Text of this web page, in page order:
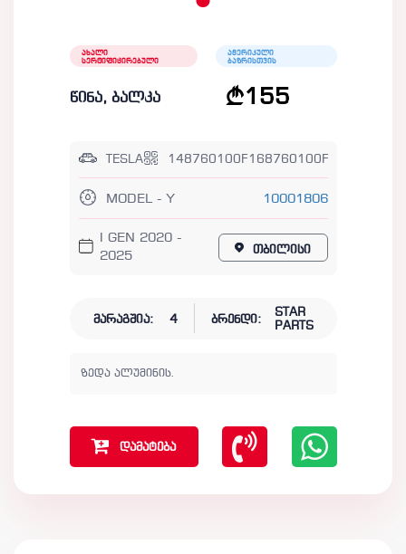
ახალი
სერტიფიცირებული
ამერიკული
ბაზრისთვის
წინა, ბალკა 155
TESLA 148760100F168760100F
MODEL - Y 10001806
I GEN 2020 -
2025
თბილისი
მარაგშია: 4 ბრენდი:
STAR
PARTS
ზედა ალუმინის.
დამატება